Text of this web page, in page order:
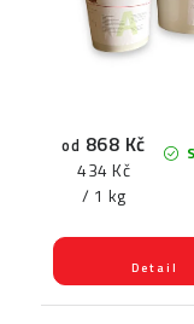
od 868 Kč
Měrná
cena:
434 Kč
/ 1 kg